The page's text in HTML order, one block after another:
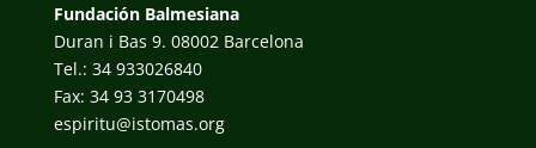
Fundación Balmesiana
Duran i Bas 9. 08002 Barcelona
Tel.: 34 933026840
Fax: 34 93 3170498
espiritu@istomas.org